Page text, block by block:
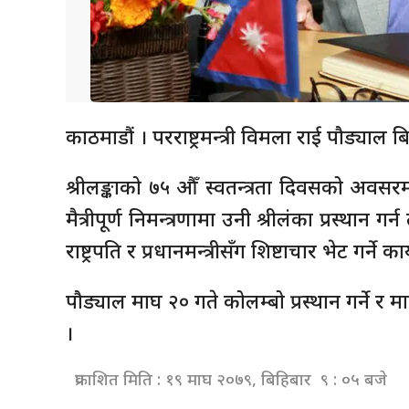
काठमाडौं । परराष्ट्रमन्त्री विमला राई
श्रीलङ्काको ७५ औँ स्वतन्त्रता दिवसको
मैत्रीपूर्ण निमन्त्रणामा उनी श्रीलंका प्रस्थान
राष्ट्रपति र प्रधानमन्त्रीसँग शिष्टाचार भेट गर्ने
पौड्याल माघ २० गते कोलम्बो प्रस्थान गर्ने
।
प्रकाशित मिति : १९ माघ २०७९, बिहिबार ९ : ०५ बजे